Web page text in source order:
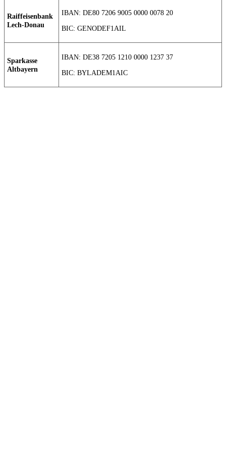
Raiffeisenbank
Lech-Donau
IBAN: DE80 7206 9005 0000 0078 20
BIC: GENODEF1AIL
Sparkasse
Altbayern
IBAN: DE38 7205 1210 0000 1237 37
BIC: BYLADEM1AIC